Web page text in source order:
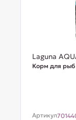
Laguna
Корм для рыб
Артикул